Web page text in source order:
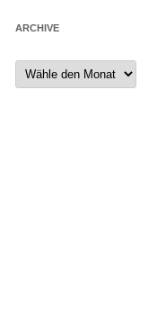
ARCHIVE
Archive